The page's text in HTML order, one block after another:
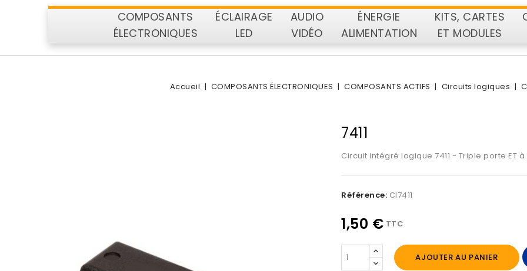
COMPOSANTS
ÉLECTRONIQUES
ÉCLAIRAGE
LED
AUDIO
VIDÉO
ÉNERGIE
ALIMENTATION
KITS, CARTES
ET MODULES
Accueil COMPOSANTS ÉLECTRONIQUES COMPOSANTS ACTIFS Circuits logiques
7411
Circuit intégré logique 7411 - Triple porte ET à
Référence: CI7411
1,50 € TTC
AJOUTER AU PANIER